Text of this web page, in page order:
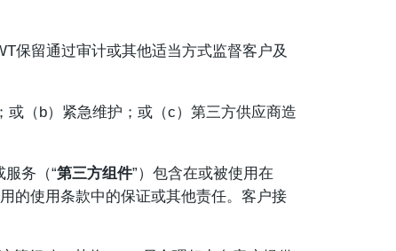
保留通过审计或其他适当方式监督客户及
（b）紧急维护；或（c）第三方供应商造
务（“第三方组件”）包含在或被使用在
的使用条款中的保证或其他责任。客户接